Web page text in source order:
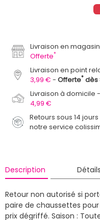
Livraison en magasin
Offerte*
Livraison en point
3,99 €
Offerte* dès
Livraison à domicile
4,99 €
Retours sous 14
notre service
Description
Retour non autorisé si
paire de chaussettes pour
prix dégriffé. Saison :